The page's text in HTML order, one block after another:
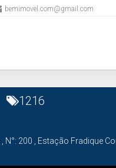
bemimovel.com@gmail.com
1216
N°: 200 Estação Fradique